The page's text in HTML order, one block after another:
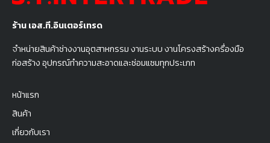
ร้าน เอส.ที.อินเตอร์เทรด
จำหน่ายสินค้าช่างงานอุตสาหกรรม งานระบบ งานโครงสร้างครื่องมือ
ก่อสร้าง อุปกรณ์ทำความสะอาดและซ่อมแซมทุกประเภท
หน้าแรก
สินค้า
เกี่ยวกับเรา